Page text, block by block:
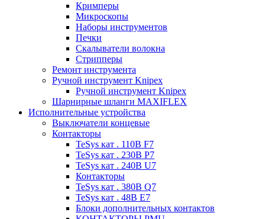
Кримперы
Микроскопы
Наборы инструментов
Печки
Скалыватели волокна
Стрипперы
Ремонт инструмента
Ручной инструмент Knipex
Ручной инструмент Knipex
Шарнирные шланги MAXIFLEX
Исполнительные устройства
Выключатели концевые
Контакторы
TeSys кат . 110В F7
TeSys кат . 230В P7
TeSys кат . 240В U7
Контакторы
TeSys кат . 380В Q7
TeSys кат . 48В E7
Блоки дополнительных контактов